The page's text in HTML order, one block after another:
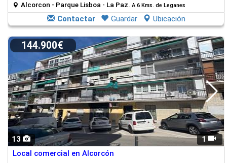
Alcorcon - Parque Lisboa - La Paz. A 6 Kms. de Leganes
Contactar Guardar Ubicación
13 1
144.900€
Local comercial en Alcorcón